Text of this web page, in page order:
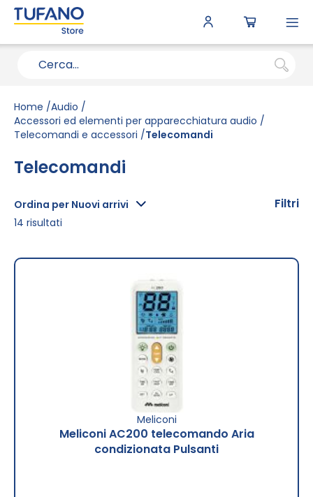
Home Audio
Accessori ed elementi per apparecchiatura audio
Telecomandi e accessori
Telecomandi
Telecomandi
Ordina per Nuovi arrivi
14 risultati
Meliconi
Meliconi AC200 telecomando Aria
condizionata Pulsanti
Filtri